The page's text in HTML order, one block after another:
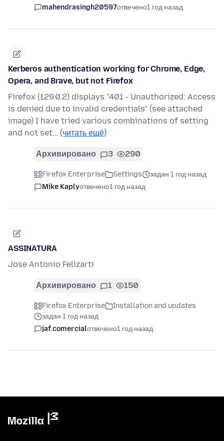
mahendrasingh20597отвечено1 год назад
Kerberos authentication working for Chrome, Edge,
Opera, and Brave, but not Firefox
Firefox (129.0.2) displays "401 - Unauthorized: Access
is denied due to invalid credentials" (see attached
image) I have tried various combinations of setting
and not set… (читать ещё)
Архивировано 3 290
Firefox Enterprise Settings
задан 1 год назад
Mike Kaplyотвечено1 год назад
ASSINATURA
Jose Antonio Felizarti
Архивировано 1 150
Firefox Enterprise
Installation and updates
задан 1 год назад
jaf.comercialотвечено1 год назад